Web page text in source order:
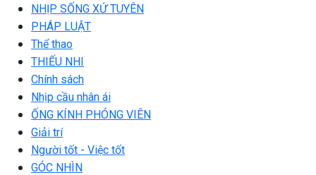
NHỊP SỐNG XỨ TUYÊN
PHÁP LUẬT
Thể thao
THIẾU NHI
Chính sách
Nhịp cầu nhân ái
ỐNG KÍNH PHÓNG VIÊN
Giải trí
Người tốt - Việc tốt
GÓC NHÌN